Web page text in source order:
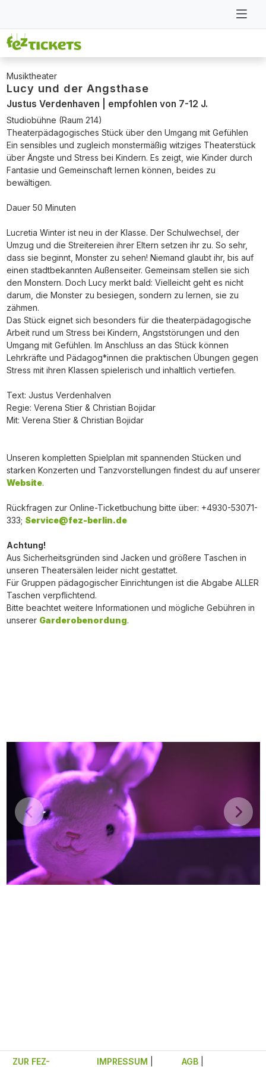
Musiktheater
Lucy und der Angsthase
Justus Verdenhaven | empfohlen von 7-12 J.
Studiobühne (Raum 214)
Theaterpädagogisches Stück über den Umgang mit Gefühlen
Ein sensibles und zugleich monstermäßig witziges Theaterstück
über Ängste und Stress bei Kindern. Es zeigt, wie Kinder durch
Fantasie und Gemeinschaft lernen können, beides zu
bewältigen.
Dauer 50 Minuten
Lucretia Winter ist neu in der Klasse. Der Schulwechsel, der
Umzug und die Streitereien ihrer Eltern setzen ihr zu. So sehr,
dass sie beginnt, Monster zu sehen! Niemand glaubt ihr, bis auf
einen stadtbekannten Außenseiter. Gemeinsam stellen sie sich
den Monstern. Doch Lucy merkt bald: Vielleicht geht es nicht
darum, die Monster zu besiegen, sondern zu lernen, sie zu
zähmen.
Das Stück eignet sich besonders für die theaterpädagogische
Arbeit rund um Stress bei Kindern, Angststörungen und den
Umgang mit Gefühlen. Im Anschluss an das Stück können
Lehrkräfte und Pädagog*innen die praktischen Übungen gegen
Stress mit ihren Klassen spielerisch und inhaltlich vertiefen.
Text: Justus Verdenhalven
Regie: Verena Stier & Christian Bojidar
Mit: Verena Stier & Christian Bojidar
Unseren kompletten Spielplan mit spannenden Stücken und
starken Konzerten und Tanzvorstellungen findest du auf unserer
Website.
Rückfragen zur Online-Ticketbuchung bitte über: +4930-53071-
333; Service@fez-berlin.de
Achtung!
Aus Sicherheitsgründen sind Jacken und größere Taschen in
unseren Theatersälen leider nicht gestattet.
Für Gruppen pädagogischer Einrichtungen ist die Abgabe ALLER
Taschen verpflichtend.
Bitte beachtet weitere Informationen und mögliche Gebühren in
unserer Garderobenordung.
ZUR FEZ- IMPRESSUM AGB|